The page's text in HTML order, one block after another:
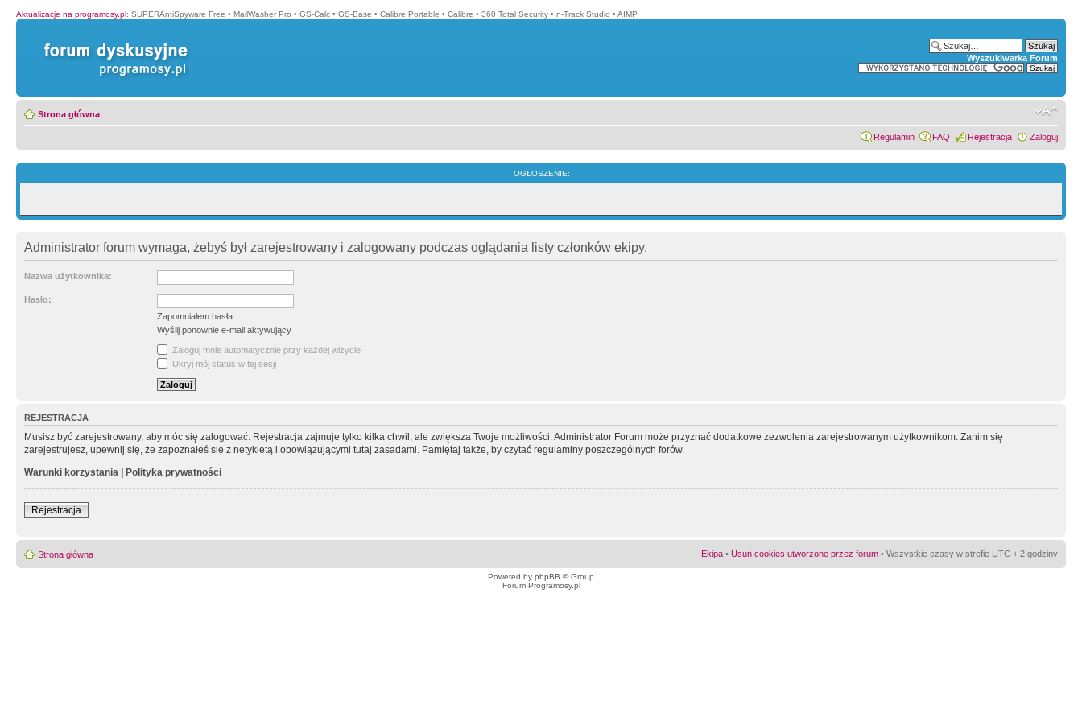
Aktualizacje na programosy.pl: SUPERAntiSpyware Free • MailWasher Pro • GS-Calc • GS-Base • Calibre Portable • Calibre • 360 Total Security • n-Track Studio • AIMP
Wyszukiwarka Forum
Strona główna
Regulamin FAQ Rejestracja Zaloguj
OGŁOSZENIE:
Administrator forum wymaga, żebyś był zarejestrowany i zalogowany podczas oglądania listy członków ekipy.
Nazwa użytkownika:
Hasło:
Zapomniałem hasła
Wyślij ponownie e-mail aktywujący
Zaloguj mnie automatycznie przy każdej wizycie
Ukryj mój status w tej sesji
REJESTRACJA
Musisz być zarejestrowany, aby móc się zalogować. Rejestracja zajmuje tylko kilka chwil, ale zwiększa Twoje możliwości. Administrator Forum może przyznać dodatkowe zezwolenia zarejestrowanym użytkownikom. Zanim się
zarejestrujesz, upewnij się, że zapoznałeś się z netykietą i obowiązującymi tutaj zasadami. Pamiętaj także, by czytać regulaminy poszczególnych forów.
Warunki korzystania | Polityka prywatności
Rejestracja
Strona główna Ekipa • Usuń cookies utworzone przez forum • Wszystkie czasy w strefie UTC + 2 godziny
Powered by phpBB © Group
Forum Programosy.pl